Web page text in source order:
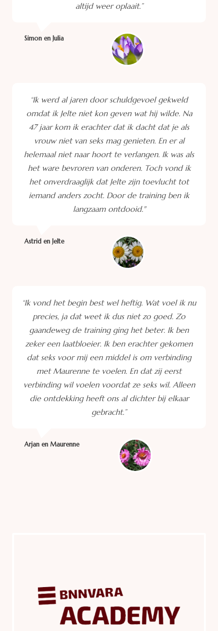
altijd weer oplaait.”
Simon en Julia
“Ik werd al jaren door schuldgevoel gekweld
omdat ik Jelte niet kon geven wat hij wilde. Na
47 jaar kom ik erachter dat ik dacht dat je als
vrouw niet van seks mag genieten. En er al
helemaal niet naar hoort te verlangen. Ik was als
het ware bevroren van onderen. Toch vond ik
het onverdraaglijk dat Jelte zijn toevlucht tot
iemand anders zocht. Door de training ben ik
langzaam ontdooid."
Astrid en Jelte
“Ik vond het begin best wel heftig. Wat voel ik nu
precies, ja dat weet ik dus niet zo goed. Zo
gaandeweg de training ging het beter. Ik ben
zeker een laatbloeier. Ik ben erachter gekomen
dat seks voor mij een middel is om verbinding
met Maurenne te voelen. En dat zij eerst
verbinding wil voelen voordat ze seks wil. Alleen
die ontdekking heeft ons al dichter bij elkaar
gebracht.”
Arjan en Maurenne